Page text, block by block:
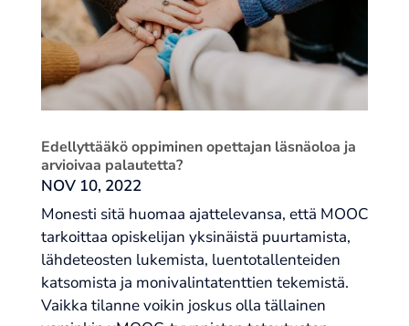
Edellyttääkö oppiminen opettajan läsnäoloa ja
arvioivaa palautetta?
NOV 10, 2022
Monesti sitä huomaa ajattelevansa, että MOOC
tarkoittaa opiskelijan yksinäistä puurtamista,
lähdeteosten lukemista, luentotallenteiden
katsomista ja monivalintatenttien tekemistä.
Vaikka tilanne voikin joskus olla tällainen